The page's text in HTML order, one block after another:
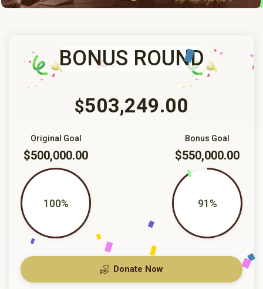
BONUS ROUND
$503,249.00
Bonus Goal
$550,000.00
91%
Original Goal
$500,000.00
100%
Donate Now